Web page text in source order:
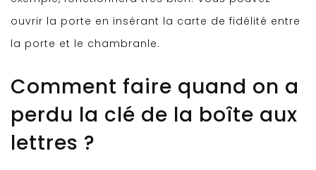
ouvrir la porte en insérant la carte de fidélité entre
la porte et le chambranle.
Comment faire quand on a
perdu la clé de la boîte aux
lettres ?